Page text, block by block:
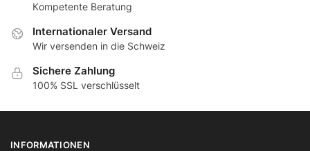
Кompetente Beratung
Internationaler Versand
Wir versenden in die Schweiz
Sichere Zahlung
100% SSL verschlüsselt
INFORMATIONEN